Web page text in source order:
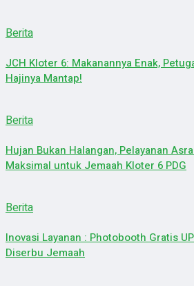
Berita
JCH Kloter 6: Makanannya Enak,
Hajinya Mantap!
Berita
Hujan Bukan Halangan, Pelayanan
Maksimal untuk Jemaah Kloter 6 PDG
Berita
Inovasi Layanan : Photobooth Gratis
Diserbu Jemaah